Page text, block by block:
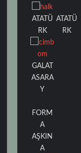
ATATÜ
RK
ATATÜ
RK
GALAT
ASARA
Y
FORM
A
AŞKIN
A